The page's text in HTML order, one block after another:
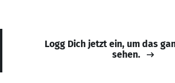
Logg Dich jetzt ein, um das
sehen.